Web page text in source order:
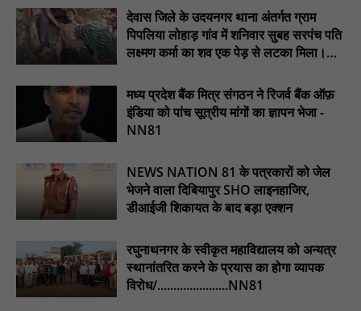
पिड़ावा में आगामी त्योहारों को लेकर शांति समिति की बैठक आयोजित : NN81
देवास जिले के उदयनगर थाना अंतर्गत ग्राम
पिपलिया लोहाड़ गांव में शनिवार सुबह सरपंच पति
लक्ष्मण कर्मा का शव एक पेड़ से लटका मिला।
मध्य प्रदेश बैंक मित्र संगठन ने रिजर्व बैंक ऑफ़
इंडिया को पांच सूत्रीय मांगों का ज्ञापन भेजा -
NN81
NEWS NATION 81 के पत्रकारों को जेल
भेजने वाला दिबियापुर SHO लाइनहाजिर,
डीआईजी शिकायत के बाद बड़ा एक्शन
रघुनाथनगर के स्वीकृत महाविद्यालय को अन्यत्र
स्थानांतरित करने के प्रयास का होगा व्यापक
विरोध/......................NN81